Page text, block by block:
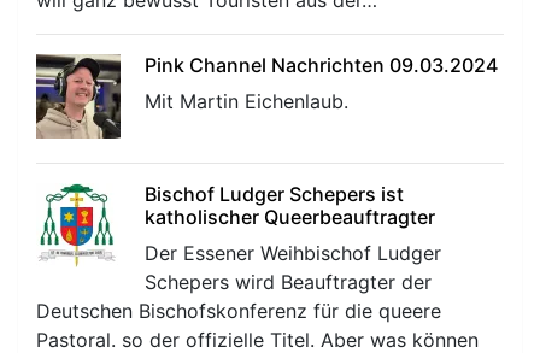
Pink Channel Nachrichten 09.03.2024
Mit Martin Eichenlaub.
Bischof Ludger Schepers ist
katholischer Queerbeauftragter
Der Essener Weihbischof Ludger
Schepers wird Beauftragter der
Deutschen Bischofskonferenz für die queere
Pastoral. so der offizielle Titel. Aber was können